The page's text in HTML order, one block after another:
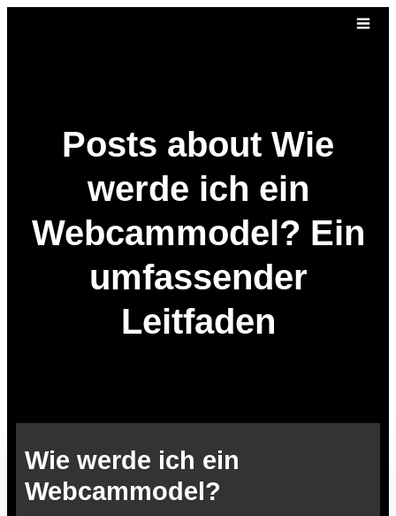
Posts about Wie
werde ich ein
Webcammodel? Ein
umfassender
Leitfaden
Wie werde ich ein
Webcammodel?